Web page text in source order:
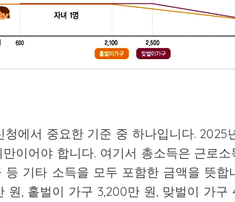
에서 중요한 기준 중 하나입니다. 2025
이어야 합니다. 여기서 총소득은 근로
등 기타 소득을 모두 포함한 금액을 뜻합
원, 홑벌이 가구 3,200만 원, 맞벌이 가구